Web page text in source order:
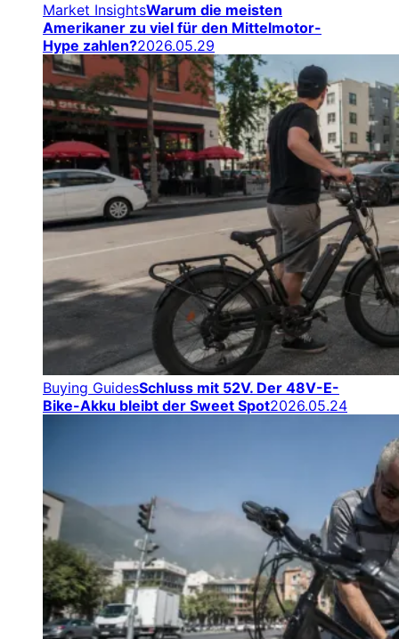
Market InsightsWarum die meisten
Amerikaner zu viel für den Mittelmotor-
Hype zahlen?2026.05.29
Buying GuidesSchluss mit 52V. Der 48V-E-
Bike-Akku bleibt der Sweet Spot2026.05.24